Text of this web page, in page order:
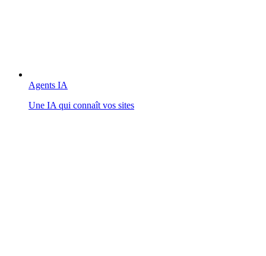
Agents IA
Une IA qui connaît vos sites